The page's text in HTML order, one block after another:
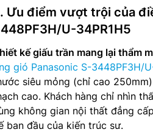
Ưu điểm vượt trội của
U-34PR1H5
kế giấu trần mang lại thẩm
gió Panasonic S-3448PF3H/
siêu mỏng (chỉ cao
cao. Khách hàng chỉ nhìn
không gian nội thất đẳng
ban đầu của kiến trúc sư.